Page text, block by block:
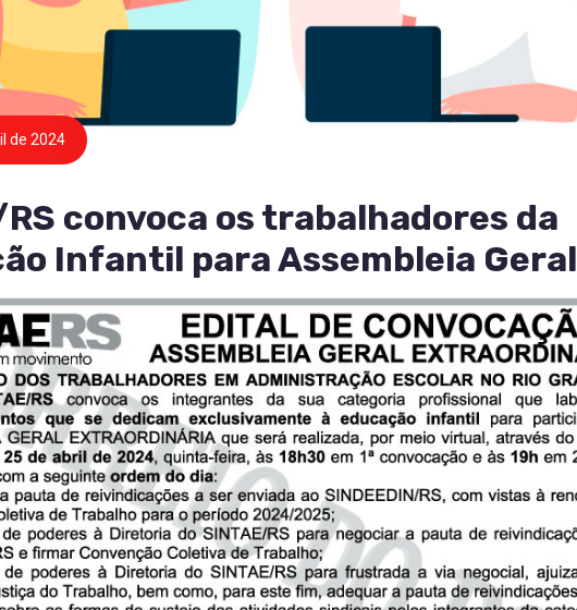
de 2024
convoca os trabalhadores da
Infantil para Assembleia Geral